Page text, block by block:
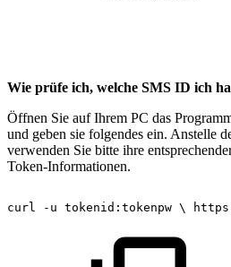
Wie prüfe ich, welche SMS ID ich
Öffnen Sie auf Ihrem PC das
und geben sie folgendes ein. Anstelle
verwenden Sie bitte ihre
Token-Informationen.
curl -u tokenid:tokenpw \